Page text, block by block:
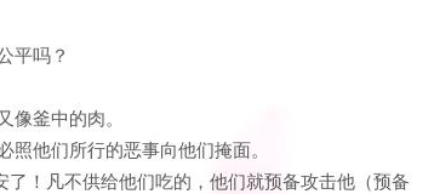
平吗？
釜中的肉。
他们所行的恶事向他们掩面。
！凡不供给他们吃的，他们就预备攻击他（预备